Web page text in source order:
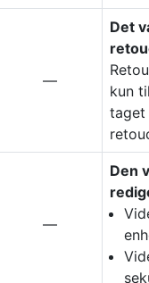
—
Det
kun
taget
—
Den